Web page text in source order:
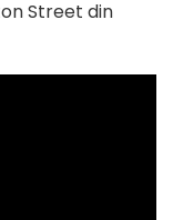
Street din